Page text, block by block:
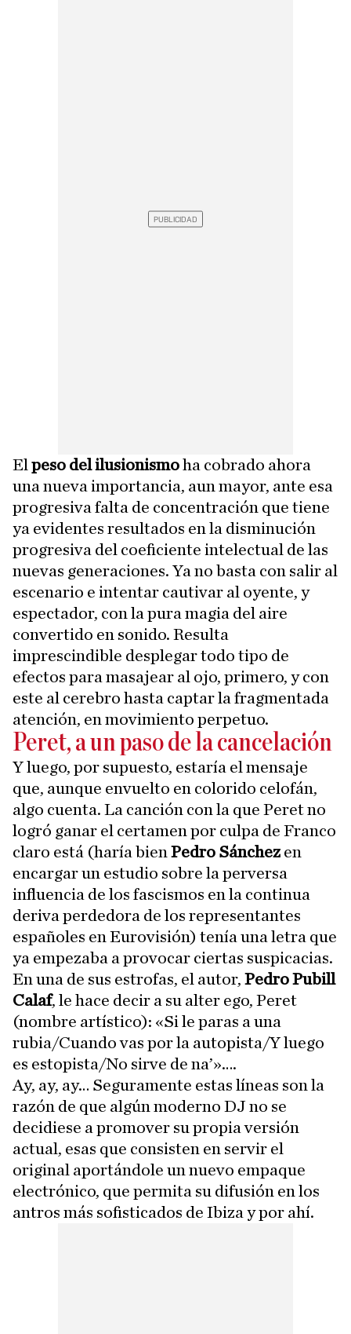
El peso del ilusionismoha cobrado ahora
una nueva importancia, aun mayor, ante esa
progresiva falta de concentración que tiene
ya evidentes resultados en la disminución
progresiva del coeficiente intelectual de las
nuevas generaciones. Ya no basta con salir al
escenario e intentar cautivar al oyente, y
espectador, con la pura magia del aire
convertido en sonido. Resulta
imprescindible desplegar todo tipo de
efectos para masajear al ojo, primero, y con
este al cerebro hasta captar la fragmentada
atención, en movimiento perpetuo.
Peret, a un paso de la cancelación
Y luego, por supuesto, estaría el mensaje
que, aunque envuelto en colorido celofán,
algo cuenta. La canción con la que Peret no
logró ganar el certamen por culpa de Franco
claro está (haría bien Pedro Sánchezen
encargar un estudio sobre la perversa
influencia de los fascismos en la continua
deriva perdedora de los representantes
españoles en Eurovisión) tenía una letra que
ya empezaba a provocar ciertas suspicacias.
En una de sus estrofas, el autor, Pedro Pubill
Calaf, le hace decir a su alter ego, Peret
(nombre artístico): «Si le paras a una
rubia/Cuando vas por la autopista/Y luego
es estopista/No sirve de na’»….
Ay, ay, ay… Seguramente estas líneas son la
razón de que algún moderno DJ no se
decidiese a promover su propia versión
actual, esas que consisten en servir el
original aportándole un nuevo empaque
electrónico, que permita su difusión en los
antros más sofisticados de Ibiza y por ahí.